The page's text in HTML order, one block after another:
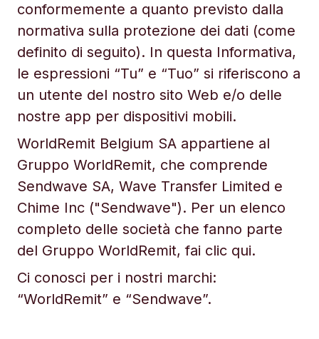
conformemente a quanto previsto dalla
normativa sulla protezione dei dati (come
definito di seguito). In questa Informativa,
le espressioni “Tu” e “Tuo” si riferiscono a
un utente del nostro sito Web e/o delle
nostre app per dispositivi mobili.
WorldRemit Belgium SA appartiene al
Gruppo WorldRemit, che comprende
Sendwave SA, Wave Transfer Limited e
Chime Inc ("Sendwave"). Per un elenco
completo delle società che fanno parte
del Gruppo WorldRemit, fai clic qui.
Ci conosci per i nostri marchi:
“WorldRemit” e “Sendwave”.